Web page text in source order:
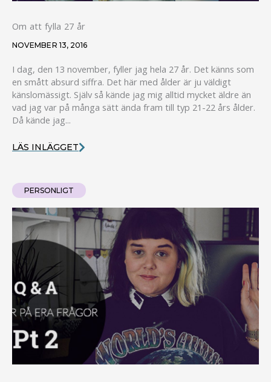
Om att fylla 27 år
NOVEMBER 13, 2016
I dag, den 13 november, fyller jag hela 27 år. Det känns som
en smått absurd siffra. Det här med ålder är ju väldigt
känslomässigt. Själv så kände jag mig alltid mycket äldre än
vad jag var på många sätt ända fram till typ 21-22 års ålder.
Då kände jag...
LÄS INLÄGGET
PERSONLIGT